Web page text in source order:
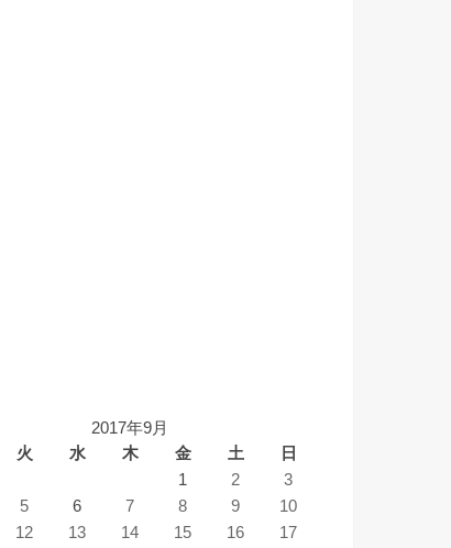
2017年9月
火 水 木 金 土
日
1
2
3
5 6 7 8 9
10
12 13 14 15 16
17